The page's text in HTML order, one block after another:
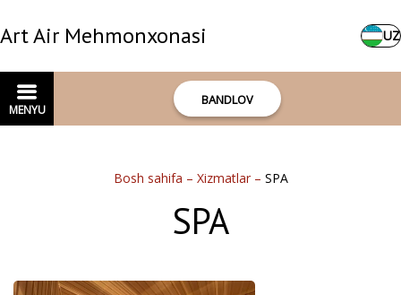
Art Air Mehmonxonasi UZ
MENYU
BANDLOV
Bosh sahifa – Xizmatlar – SPA
SPA